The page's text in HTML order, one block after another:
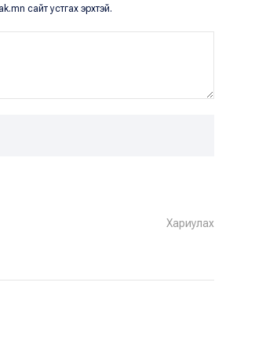
сайт устгах эрхтэй.
Хариулах